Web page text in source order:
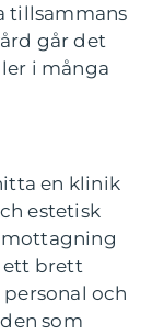
tillsammans
går det
i många
en klinik
estetisk
mottagning
ett brett
och
som